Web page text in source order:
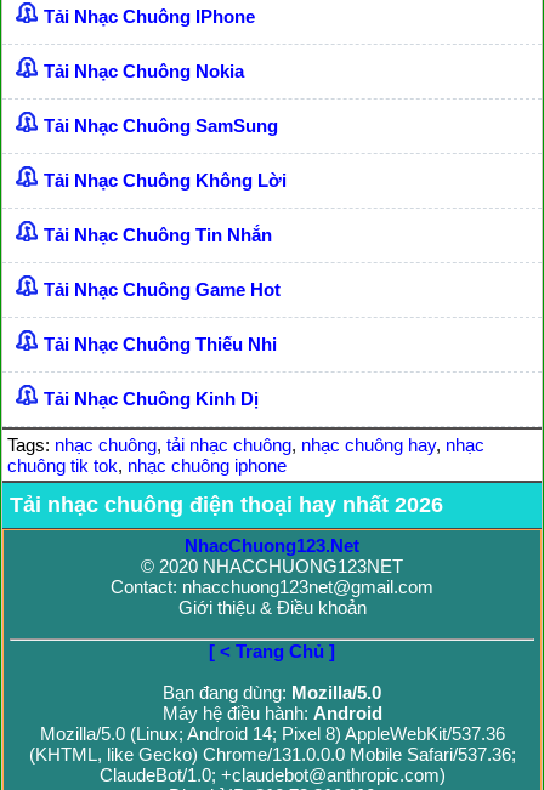
Tải Nhạc Chuông IPhone
Tải Nhạc Chuông Nokia
Tải Nhạc Chuông SamSung
Tải Nhạc Chuông Không Lời
Tải Nhạc Chuông Tin Nhắn
Tải Nhạc Chuông Game Hot
Tải Nhạc Chuông Thiếu Nhi
Tải Nhạc Chuông Kinh Dị
Tags: nhạc chuông, tải nhạc chuông, nhạc chuông hay, nhạc
chuông tik tok, nhạc chuông iphone
Tải nhạc chuông điện thoại hay nhất 2026
NhacChuong123.Net
© 2020 NHACCHUONG123NET
Contact: nhacchuong123net@gmail.com
Giới thiệu & Điều khoản
[ < Trang Chủ ]
Bạn đang dùng: Mozilla/5.0
Máy hệ điều hành: Android
Mozilla/5.0 (Linux; Android 14; Pixel 8) AppleWebKit/537.36
(KHTML, like Gecko) Chrome/131.0.0.0 Mobile Safari/537.36;
ClaudeBot/1.0; +claudebot@anthropic.com)